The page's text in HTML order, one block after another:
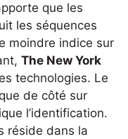
que les
les séquences
moindre indice sur
The New York
technologies. Le
de côté sur
l’identification.
réside dans la